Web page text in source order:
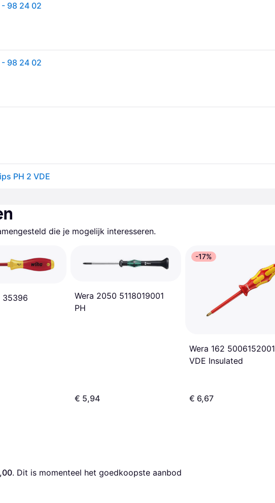
98 24 02
98 24 02
PH 2 VDE
die je mogelijk interesseren.
35396
Wera 2050 5118019001
PH
€ 5,94
-17%
Wera 162
VDE Insulated
€ 6,67
. Dit is momenteel het goedkoopste aanbod